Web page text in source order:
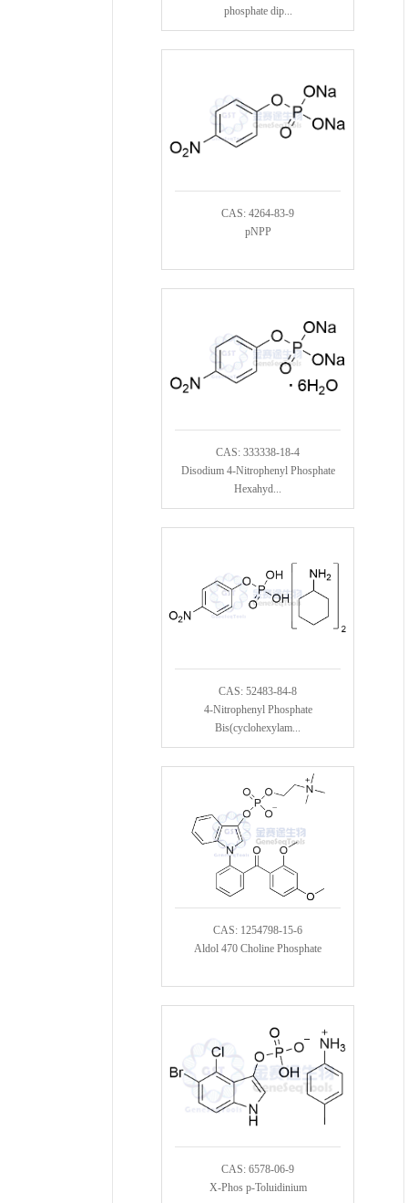
phosphate dip...
CAS: 4264-83-9
pNPP
CAS: 333338-18-4
Disodium 4-Nitrophenyl Phosphate
Hexahyd...
CAS: 52483-84-8
4-Nitrophenyl Phosphate
Bis(cyclohexylam...
CAS: 1254798-15-6
Aldol 470 Choline Phosphate
CAS: 6578-06-9
X-Phos p-Toluidinium